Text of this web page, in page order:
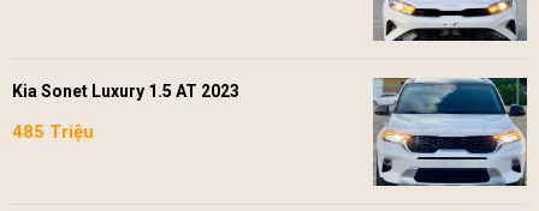
Kia Sonet Luxury 1.5 AT 2023
485 Triệu